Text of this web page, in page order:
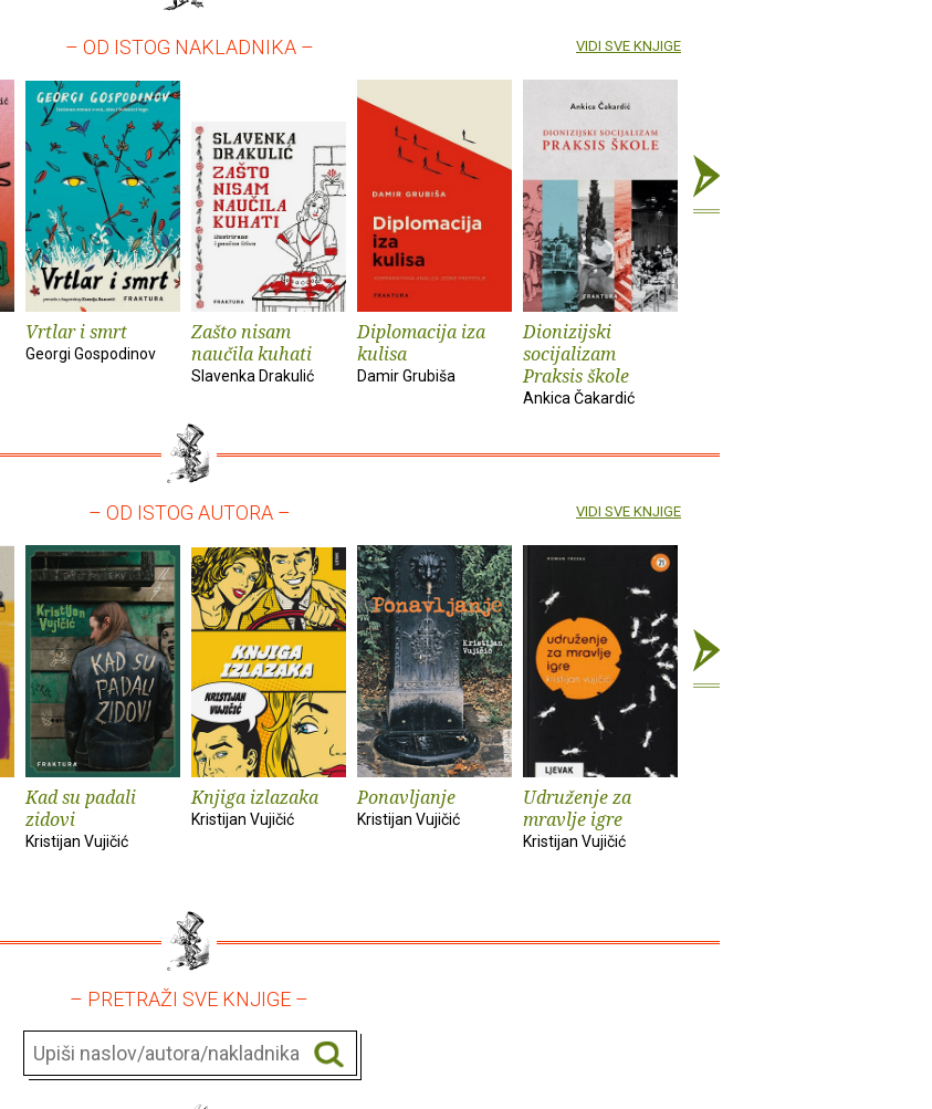
– OD ISTOG NAKLADNIKA –
Vrtlar i smrt
Georgi Gospodinov
Zašto nisam
naučila kuhati
Slavenka Drakulić
Diplomacija iza
kulisa
Damir Grubiša
Dionizijski
socijalizam
Praksis škole
Ankica Čakardić
VIDI SVE KNJIGE
– OD ISTOG AUTORA –
Kad su padali
zidovi
Kristijan Vujičić
Knjiga izlazaka
Kristijan Vujičić
Ponavljanje
Kristijan Vujičić
Udruženje za
mravlje igre
Kristijan Vujičić
VIDI SVE KNJIGE
– PRETRAŽI SVE KNJIGE –